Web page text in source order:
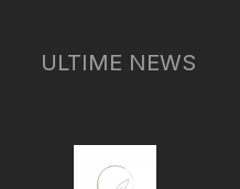
ULTIME NEWS